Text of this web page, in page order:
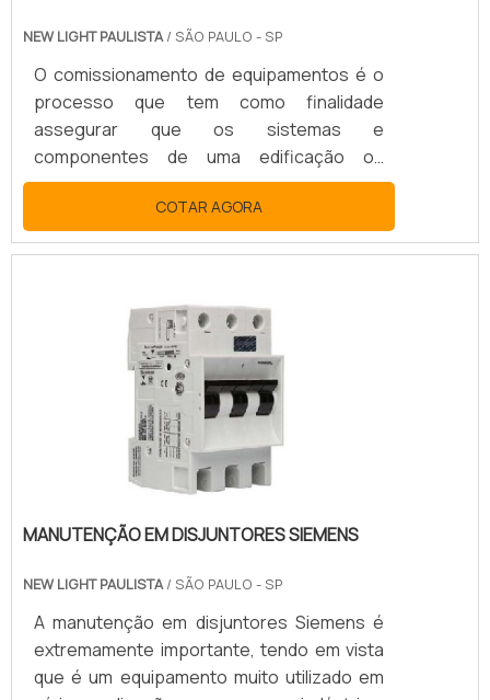
NEW LIGHT PAULISTA/ SÃO PAULO - SP
O comissionamento de equipamentos é o
processo que tem como finalidade
assegurar que os sistemas e
componentes de uma edificação ou
unidade industrial estejam projetados,
instalados, testados, operados e mantidos
de acordo com as necessidades e
a novos empreendimentos quanto a
unidades e sistemas existentes em
processo de expansão, modernização ou
ajuste.MAIS INFORMAÇÕES SOBRE O
SERVIÇOO objetivo central do comiss.
COTAR AGORA
MANUTENÇÃO EM DISJUNTORES SIEMENS
NEW LIGHT PAULISTA/ SÃO PAULO - SP
A manutenção em disjuntores Siemens é
extremamente importante, tendo em vista
que é um equipamento muito utilizado em